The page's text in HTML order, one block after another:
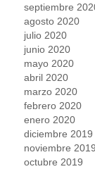
septiembre
agosto 2020
julio 2020
junio 2020
mayo 2020
abril 2020
marzo 2020
febrero 2020
enero 2020
diciembre 2019
noviembre 2019
octubre 2019